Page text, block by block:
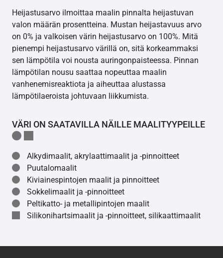
Heijastusarvo ilmoittaa maalin pinnalta heijastuvan
valon määrän prosentteina. Mustan heijastavuus arvo
on 0% ja valkoisen värin heijastusarvo on 100%. Mitä
pienempi heijastusarvo värillä on, sitä korkeammaksi
sen lämpötila voi nousta auringonpaisteessa. Pinnan
lämpötilan nousu saattaa nopeuttaa maalin
vanhenemisreaktiota ja aiheuttaa alustassa
lämpötilaeroista johtuvaan liikkumista.
VÄRI ON SAATAVILLA NÄILLE MAALITYYPEILLE
Alkydimaalit, akrylaattimaalit ja -pinnoitteet
Puutalomaalit
Kiviainespintojen maalit ja pinnoitteet
Sokkelimaalit ja -pinnoitteet
Peltikatto- ja metallipintojen maalit
Silikonihartsimaalit ja -pinnoitteet, silikaattimaalit